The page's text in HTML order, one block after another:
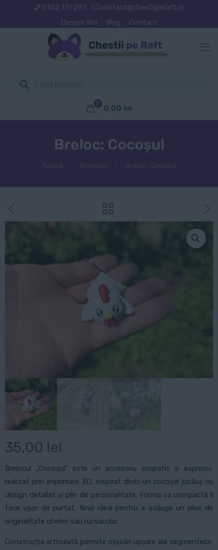
0752 171 297
contact@chestiiperaft.ro
Despre Noi
Blog Contact
search
0
0,00 lei
Breloc: Cocoșul
35,00 lei
Brelocul „Cocoșul” este un accesoriu simpatic și expresiv,
realizat prin imprimare 3D, inspirat dintr-un cocoșel jucăuș cu
design detaliat și plin de personalitate. Forma sa compactă îl
face ușor de purtat, fiind ideal pentru a adăuga un plus de
originalitate cheilor sau rucsacului.
Construcția articulată permite mișcări ușoare ale segmentelor,